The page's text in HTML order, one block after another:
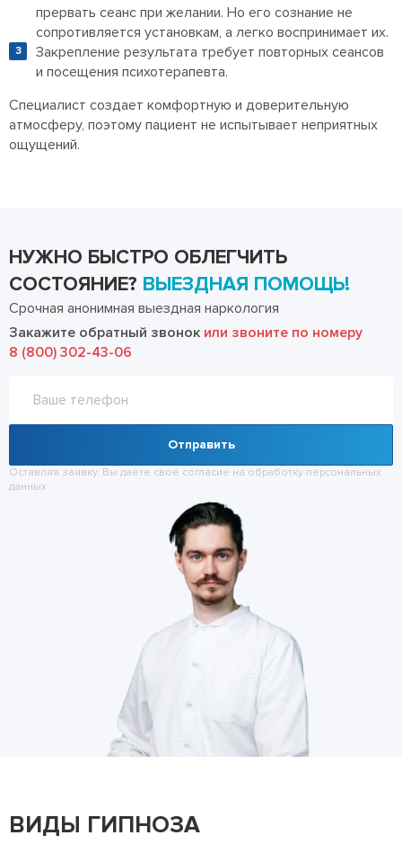
прервать сеанс при желании. Но его сознание не
сопротивляется установкам, а легко воспринимает их.
Закрепление результата требует повторных сеансов
и посещения психотерапевта.
Специалист создает комфортную и доверительную
атмосферу, поэтому пациент не испытывает неприятных
ощущений.
НУЖНО БЫСТРО ОБЛЕГЧИТЬ
СОСТОЯНИЕ? ВЫЕЗДНАЯ ПОМОЩЬ!
Срочная анонимная выездная наркология
Закажите обратный звонок или звоните по номеру
8 (800) 302-43-06
Отправить
Оставляя заявку, Вы даёте своё согласие на обработку персональных
данных
ВИДЫ ГИПНОЗА